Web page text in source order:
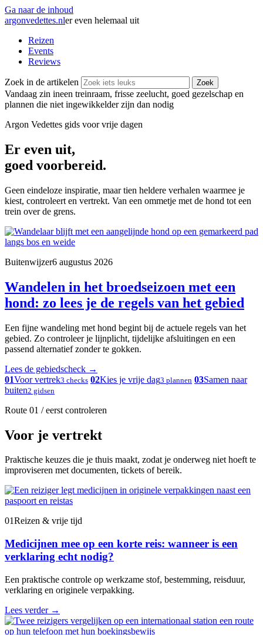
Ga naar de inhoud
argonvedettes.nler even helemaal uit
Reizen
Events
Reviews
Zoek in de artikelen Zoek
Vandaag zin ineen treinraam, frisse zeelucht, goed gezelschap en
plannen die niet ingewikkelder zijn dan nodig
Argon Vedettes gids voor vrije dagen
Er even uit,
goed voorbereid.
Geen eindeloze inspiratie, maar tien heldere verhalen waarmee je
kiest, controleert en vertrekt. Van een ommetje met de hond tot een
trein over de grens.
Buitenwijzer6 augustus 2026
Wandelen in het broedseizoen met een
hond: zo lees je de regels van het gebied
Een fijne wandeling met hond begint bij de actuele regels van het
gebied. Zo controleer je lijnplicht, tijdelijke afsluitingen en een
passend alternatief zonder te gokken.
Lees de gebiedscheck →
01Voor vertrek3 checks 02Kies je vrije dag3 plannen 03Samen naar
buiten2 gidsen
Route 01 / eerst controleren
Voor je vertrekt
Praktische keuzes die je thuis maakt, zodat je onderweg niet hoeft te
improviseren met documenten, tickets of bereik.
01Reizen & vrije tijd
Medicijnen mee op een korte reis: wanneer is een
verklaring echt nodig?
Een praktische controle op werkzame stof, bestemming, reisduur,
verklaring en originele verpakking.
Lees verder →